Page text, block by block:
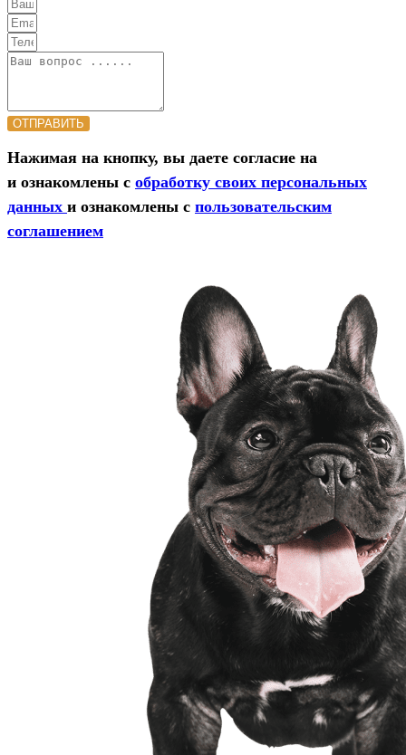
ОТПРАВИТЬ
Нажимая на кнопку, вы даете согласие на
и ознакомлены с обработку своих персональных
данных и ознакомлены с пользовательским
соглашением